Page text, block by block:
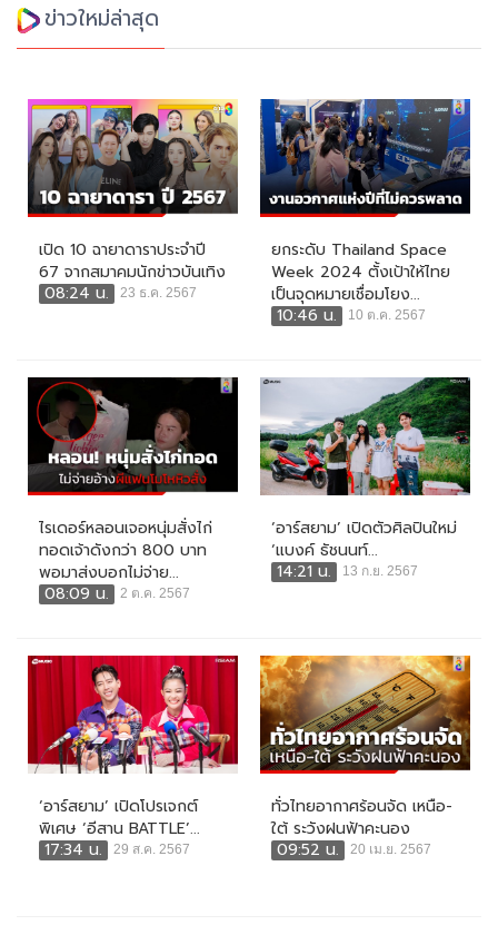
ข่าวใหม่ล่าสุด
เปิด 10 ฉายาดาราประจำปี
67 จากสมาคมนักข่าวบันเทิง
08:24 น.
23 ธ.ค. 2567
ยกระดับ Thailand Space
Week 2024 ตั้งเป้าให้ไทย
เป็นจุดหมายเชื่อมโยง...
10:46 น.
10 ต.ค. 2567
ไรเดอร์หลอนเจอหนุ่มสั่งไก่
ทอดเจ้าดังกว่า 800 บาท
พอมาส่งบอกไม่จ่าย...
08:09 น.
2 ต.ค. 2567
‘อาร์สยาม’ เปิดตัวศิลปินใหม่
‘แบงค์ ธัชนนท์...
14:21 น.
13 ก.ย. 2567
‘อาร์สยาม’ เปิดโปรเจกต์
พิเศษ ‘อีสาน BATTLE’...
17:34 น.
29 ส.ค. 2567
ทั่วไทยอากาศร้อนจัด เหนือ-
ใต้ ระวังฝนฟ้าคะนอง
09:52 น.
20 เม.ย. 2567